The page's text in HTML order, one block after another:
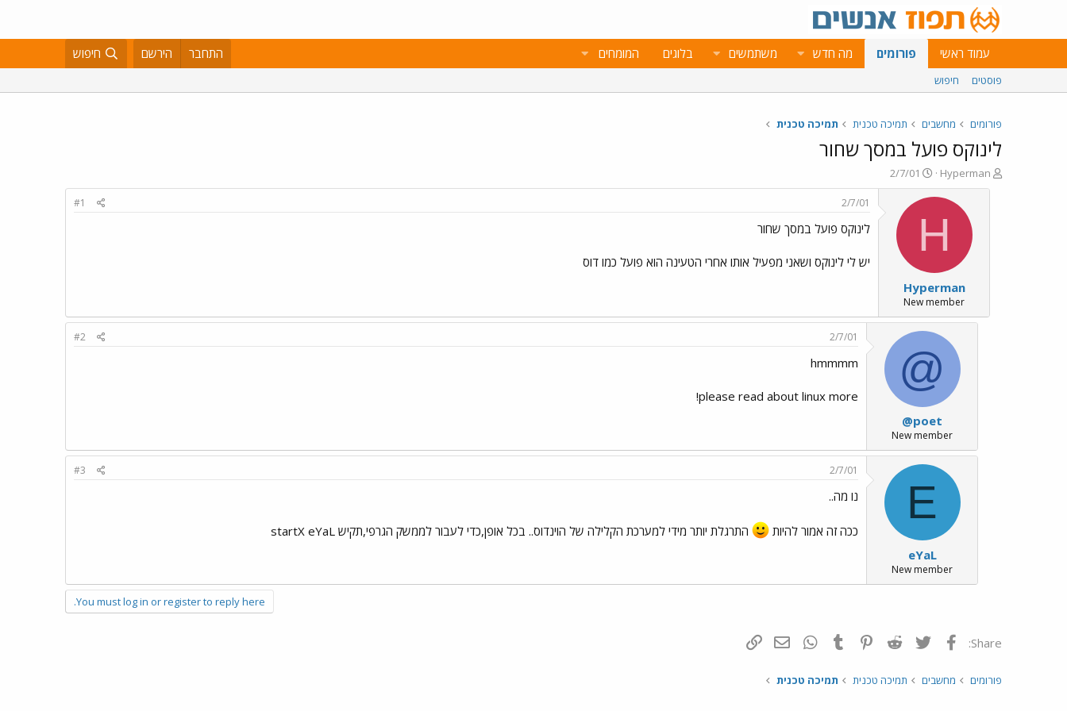
עמוד ראשי פורומים מה חדש משתמשים בלוגים המומחים התחבר הירשם חיפוש
פוסטים חיפוש
פורומים מחשבים תמיכה טכנית תמיכה טכנית
לינוקס פועל במסך שחור
פ
ו
Hyperman
פ
ו
ר
א
ר
י
ך
2/7/01
H
Hyperman
New member
2/7/01
#1
לינוקס פועל במסך שחור
יש לי לינוקס ושאני מפעיל אותו אחרי הטעינה הוא פועל כמו דוס
@
@poet
New member
2/7/01
#2
hmmmm
please read about linux more!
E
eYaL
New member
2/7/01
#3
נו מה..
ככה זה אמור להיות התרגלת יותר מידי למערכת הקלילה של הוינדוס.. בכל אופן,כדי לעבור לממשק הגרפי,תקיש startX eYaL
You must log in or register to reply here.
Share: פייסבוק Twitter
Reddit
Pinterest
Tumblr
WhatsAppדואר אלקטרוני
פורומים מחשבים תמיכה טכנית תמיכה טכנית